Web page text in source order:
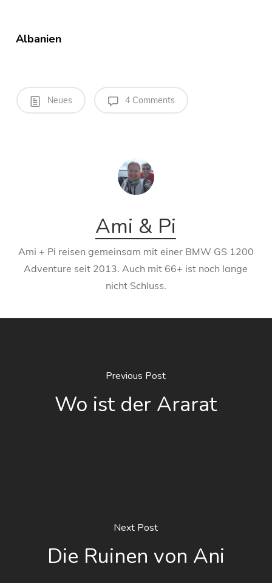
Albanien
Neues 4 Comments
Ami & Pi
Ami + Pi reisen gemeinsam mit einer BMW GS 1200
Adventure seit 2013. Auch mit 66+ ist noch lange
nicht Schluss.
Previous Post
Wo ist der Ararat
Next Post
Die Ruinen von Ani